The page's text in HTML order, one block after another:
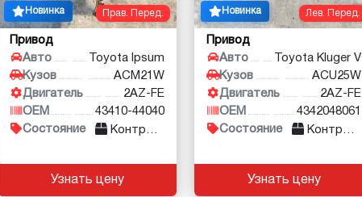
Прав. Перед.
Новинка
Привод
Авто
Toyota Ipsum
Кузов
ACM21W
Двигатель
2AZ-FE
OEM
43410-44040
Состояние
Контракт
Узнать цену
Лев. Перед.
Новинка
Привод
Авто
Toyota Kluger V
Кузов
ACU25W
Двигатель
2AZ-FE
OEM
4342048061
Состояние
Контракт
Узнать цену